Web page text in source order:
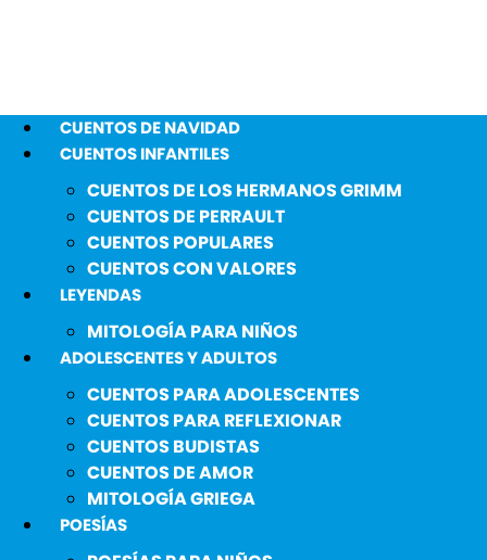
CUENTOS DE NAVIDAD
CUENTOS INFANTILES
CUENTOS DE LOS HERMANOS GRIMM
CUENTOS DE PERRAULT
CUENTOS POPULARES
CUENTOS CON VALORES
LEYENDAS
MITOLOGÍA PARA NIÑOS
ADOLESCENTES Y ADULTOS
CUENTOS PARA ADOLESCENTES
CUENTOS PARA REFLEXIONAR
CUENTOS BUDISTAS
CUENTOS DE AMOR
MITOLOGÍA GRIEGA
POESÍAS